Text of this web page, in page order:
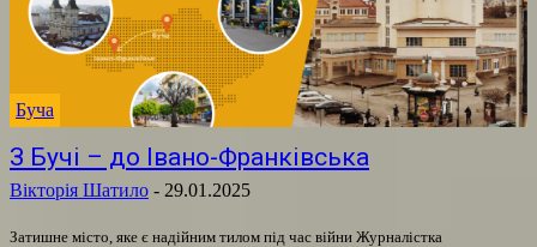
Буча
З Бучі – до Івано-Франківська
Вікторія Шатило - 29.01.2025
Затишне місто, яке є надійним тилом під час війни Журналістка